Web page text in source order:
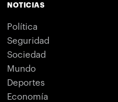
NOTICIAS
Política
Seguridad
Sociedad
Mundo
Deportes
Economía